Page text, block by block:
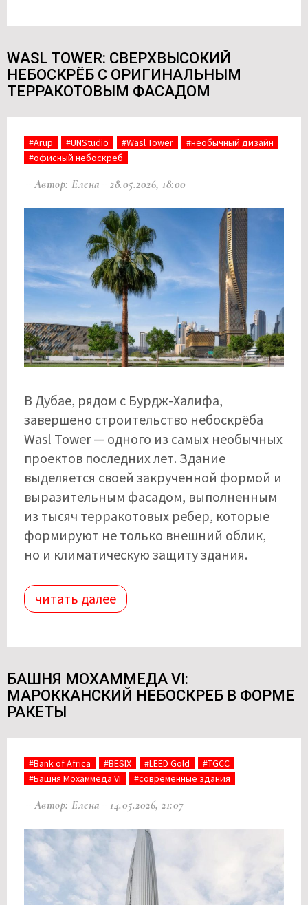
WASL TOWER: СВЕРХВЫСОКИЙ
НЕБОСКРЁБ С ОРИГИНАЛЬНЫМ
ТЕРРАКОТОВЫМ ФАСАДОМ
#Arup #UNStudio #Wasl Tower
#необычный дизайн
#офисный небоскреб
Автор: Елена 28.05.2026, 18:00
В Дубае, рядом с Бурдж-Халифа,
завершено строительство небоскрёба
Wasl Tower — одного из самых необычных
проектов последних лет. Здание
выделяется своей закрученной формой и
выразительным фасадом, выполненным
из тысяч терракотовых ребер, которые
формируют не только внешний облик,
но и климатическую защиту здания.
читать далее
БАШНЯ МОХАММЕДА VI:
МАРОККАНСКИЙ НЕБОСКРЕБ В ФОРМЕ
РАКЕТЫ
#Bank of Africa #BESIX #LEED Gold
#TGCC
#Башня Мохаммеда VI
#современные здания
Автор: Елена 14.05.2026, 21:07